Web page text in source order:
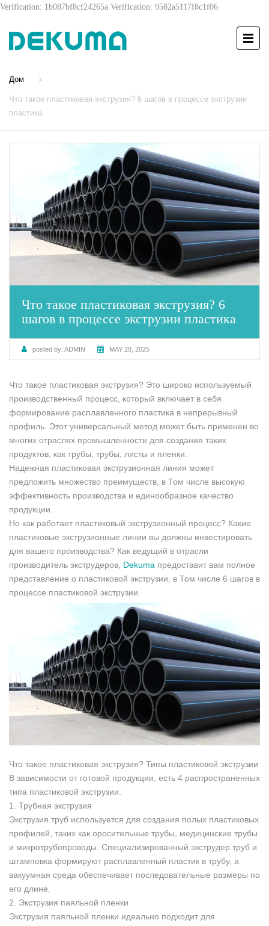
Verification: 1b087bf8cf24265a Verification: 9582a5117f8c1f06
Дом
Что такое пластиковая экструзия? 6 шагов в процессе экструзии
пластика
Что такое пластиковая экструзия? 6
шагов в процессе экструзии пластика
posted by: ADMIN MAY 28, 2025
Что такое пластиковая экструзия? Это широко используемый
производственный процесс, который включает в себя
формирование расплавленного пластика в непрерывный
профиль. Этот универсальный метод может быть применен во
многих отраслях промышленности для создания таких
продуктов, как трубы, трубы, листы и пленки.
Надежная пластиковая экструзионная линия может
предложить множество преимуществ, в Том числе высокую
эффективность производства и единообразное качество
продукции.
Но как работает пластиковый экструзионный процесс? Какие
пластиковые экструзионные линии вы должны инвестировать
для вашего производства? Как ведущий в отрасли
производитель экструдеров, Dekuma предоставит вам полное
представление о пластиковой экструзии, в Том числе 6 шагов в
процессе пластиковой экструзии.
Что такое пластиковая экструзия? Типы пластиковой экструзии
В зависимости от готовой продукции, есть 4 распространенных
типа пластиковой экструзии:
1. Трубная экструзия
Экструзия труб используется для создания полых пластиковых
профилей, таких как оросительные трубы, медицинские трубы
и микротрубопроводы. Специализированный экструдер труб и
штамповка формируют расплавленный пластик в трубу, а
вакуумная среда обеспечивает последовательные размеры по
его длине.
2. Экструзия паяльной пленки
Экструзия паяльной пленки идеально подходит для